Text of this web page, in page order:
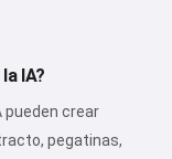
IA?
pueden crear
pegatinas,